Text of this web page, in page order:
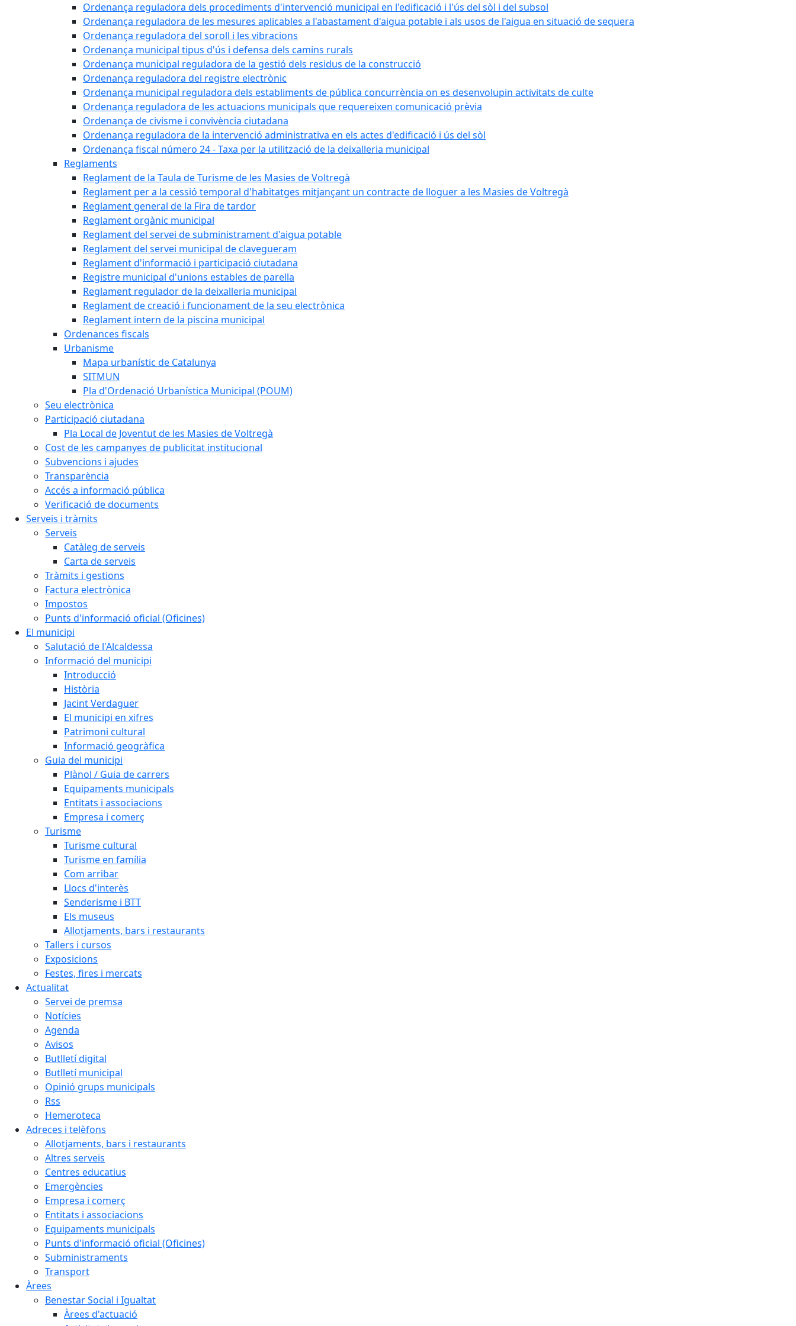
Ordenança reguladora dels procediments d'intervenció municipal en l'edificació i l'ús del sòl i del subsol
Ordenança reguladora de les mesures aplicables a l'abastament d'aigua potable i als usos de l'aigua en situació de sequera
Ordenança reguladora del soroll i les vibracions
Ordenança municipal tipus d'ús i defensa dels camins rurals
Ordenança municipal reguladora de la gestió dels residus de la construcció
Ordenança reguladora del registre electrònic
Ordenança municipal reguladora dels establiments de pública concurrència on es desenvolupin activitats de culte
Ordenança reguladora de les actuacions municipals que requereixen comunicació prèvia
Ordenança de civisme i convivència ciutadana
Ordenança reguladora de la intervenció administrativa en els actes d'edificació i ús del sòl
Ordenança fiscal número 24 - Taxa per la utilització de la deixalleria municipal
Reglaments
Reglament de la Taula de Turisme de les Masies de Voltregà
Reglament per a la cessió temporal d'habitatges mitjançant un contracte de lloguer a les Masies de Voltregà
Reglament general de la Fira de tardor
Reglament orgànic municipal
Reglament del servei de subministrament d'aigua potable
Reglament del servei municipal de clavegueram
Reglament d'informació i participació ciutadana
Registre municipal d'unions estables de parella
Reglament regulador de la deixalleria municipal
Reglament de creació i funcionament de la seu electrònica
Reglament intern de la piscina municipal
Ordenances fiscals
Urbanisme
Mapa urbanístic de Catalunya
SITMUN
Pla d'Ordenació Urbanística Municipal (POUM)
Seu electrònica
Participació ciutadana
Pla Local de Joventut de les Masies de Voltregà
Cost de les campanyes de publicitat institucional
Subvencions i ajudes
Transparència
Accés a informació pública
Verificació de documents
Serveis i tràmits
Serveis
Catàleg de serveis
Carta de serveis
Tràmits i gestions
Factura electrònica
Impostos
Punts d'informació oficial (Oficines)
El municipi
Salutació de l'Alcaldessa
Informació del municipi
Introducció
Història
Jacint Verdaguer
El municipi en xifres
Patrimoni cultural
Informació geogràfica
Guia del municipi
Plànol / Guia de carrers
Equipaments municipals
Entitats i associacions
Empresa i comerç
Turisme
Turisme cultural
Turisme en família
Com arribar
Llocs d'interès
Senderisme i BTT
Els museus
Allotjaments, bars i restaurants
Tallers i cursos
Exposicions
Festes, fires i mercats
Actualitat
Servei de premsa
Notícies
Agenda
Avisos
Butlletí digital
Butlletí municipal
Opinió grups municipals
Rss
Hemeroteca
Adreces i telèfons
Allotjaments, bars i restaurants
Altres serveis
Centres educatius
Emergències
Empresa i comerç
Entitats i associacions
Equipaments municipals
Punts d'informació oficial (Oficines)
Subministraments
Transport
Àrees
Benestar Social i Igualtat
Àrees d'actuació